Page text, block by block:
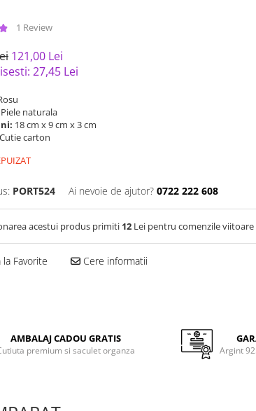
1 Review
121,00 Lei
27,45 Lei
Piele naturala
18 cm x 9 cm x 3 cm
Cutie carton
PORT524 Ai nevoie de ajutor? 0722 222 608
acestui produs primiti 12 Lei pentru comenzile viitoare
la Favorite Cere informatii
AMBALAJ CADOU GRATIS
premium si saculet organza Argint